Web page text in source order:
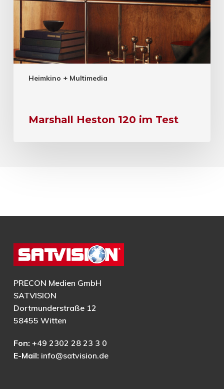
Heimkino + Multimedia
Marshall Heston 120 im Test
PRECON Medien GmbH
SATVISION
Dortmunderstraße 12
58455 Witten
Fon: +49 2302 28 23 3 0
E-Mail: info@satvision.de